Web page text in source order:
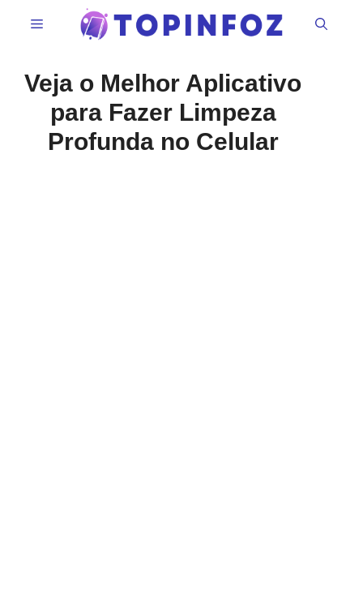
conteúdo
Menu
Veja o Melhor Aplicativo
para Fazer Limpeza
Profunda no Celular